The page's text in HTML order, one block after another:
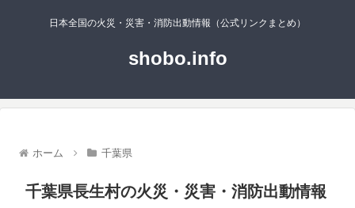
日本全国の火災・災害・消防出動情報（公式リンクまとめ）
shobo.info
ホーム 千葉県
千葉県長生村の火災・災害・消防出動情報